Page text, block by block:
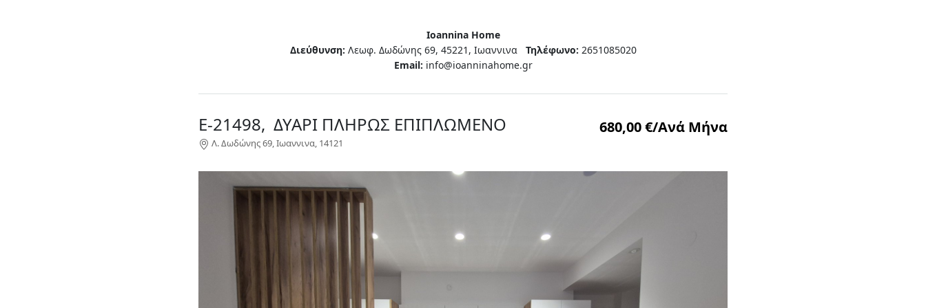
Ioannina Home
Διεύθυνση: Λεωφ. Δωδώνης 69, 45221, Ιωαννινα Τηλέφωνο: 2651085020
Email: info@ioanninahome.gr
Ε-21498, ΔΥΑΡΙ ΠΛΗΡΩΣ ΕΠΙΠΛΩΜΕΝΟ
Λ. Δωδώνης 69, Ιωαννινα, 14121
680,00 €/Ανά Μήνα